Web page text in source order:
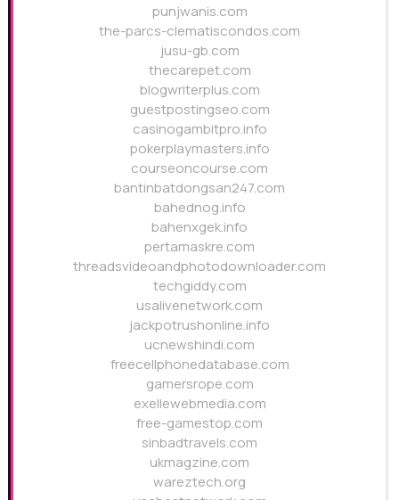
punjwanis.com
the-parcs-clematiscondos.com
jusu-gb.com
thecarepet.com
blogwriterplus.com
guestpostingseo.com
casinogambitpro.info
pokerplaymasters.info
courseoncourse.com
bantinbatdongsan247.com
bahednog.info
bahenxgek.info
pertamaskre.com
threadsvideoandphotodownloader.com
techgiddy.com
usalivenetwork.com
jackpotrushonline.info
ucnewshindi.com
freecellphonedatabase.com
gamersrope.com
exellewebmedia.com
free-gamestop.com
sinbadtravels.com
ukmagzine.com
wareztech.org